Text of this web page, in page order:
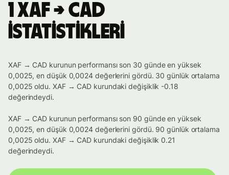
1 XAF → CAD
istatistikleri
XAF → CAD kurunun performansı son 30 günde en yüksek
0,0025, en düşük 0,0024 değerlerini gördü. 30 günlük ortalama
0,0025 oldu. XAF → CAD kurundaki değişiklik -0.18
değerindeydi.
XAF → CAD kurunun performansı son 90 günde en yüksek
0,0025, en düşük 0,0024 değerlerini gördü. 90 günlük ortalama
0,0025 oldu. XAF → CAD kurundaki değişiklik 0.21
değerindeydi.